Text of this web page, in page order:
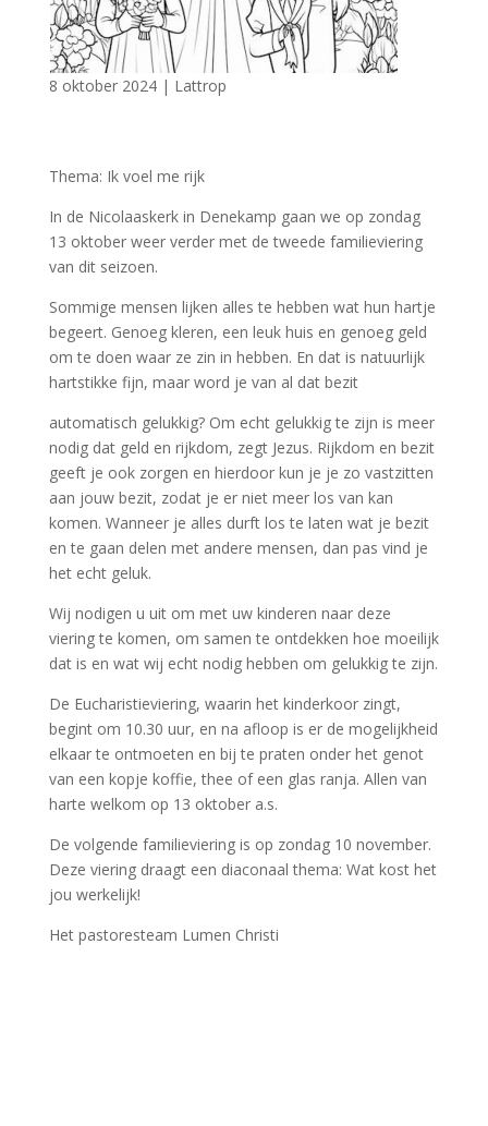
8 oktober 2024| Lattrop
Thema: Ik voel me rijk
In de Nicolaaskerk in Denekamp gaan we op zondag
13 oktober weer verder met de tweede familieviering
van dit seizoen.
Sommige mensen lijken alles te hebben wat hun hartje
begeert. Genoeg kleren, een leuk huis en genoeg geld
om te doen waar ze zin in hebben. En dat is natuurlijk
hartstikke fijn, maar word je van al dat bezit
automatisch gelukkig? Om echt gelukkig te zijn is meer
nodig dat geld en rijkdom, zegt Jezus. Rijkdom en bezit
geeft je ook zorgen en hierdoor kun je je zo vastzitten
aan jouw bezit, zodat je er niet meer los van kan
komen. Wanneer je alles durft los te laten wat je bezit
en te gaan delen met andere mensen, dan pas vind je
het echt geluk.
Wij nodigen u uit om met uw kinderen naar deze
viering te komen, om samen te ontdekken hoe moeilijk
dat is en wat wij echt nodig hebben om gelukkig te zijn.
De Eucharistieviering, waarin het kinderkoor zingt,
begint om 10.30 uur, en na afloop is er de mogelijkheid
elkaar te ontmoeten en bij te praten onder het genot
van een kopje koffie, thee of een glas ranja. Allen van
harte welkom op 13 oktober a.s.
De volgende familieviering is op zondag 10 november.
Deze viering draagt een diaconaal thema: Wat kost het
jou werkelijk!
Het pastoresteam Lumen Christi